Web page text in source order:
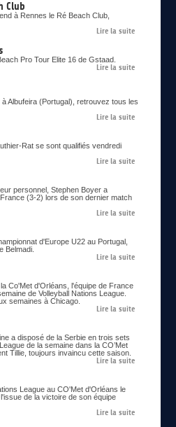
Club
à Rennes le Ré Beach Club,
Lire la suite
Pro Tour Elite 16 de Gstaad.
Lire la suite
Albufeira (Portugal), retrouvez tous les
Lire la suite
Rat se sont qualifiés vendredi
Lire la suite
personnel, Stephen Boyer a
(3-2) lors de son dernier match
Lire la suite
d'Europe U22 au Portugal,
Belmadi.
Lire la suite
Co'Met d'Orléans, l'équipe de France
de Volleyball Nations League.
semaines à Chicago.
Lire la suite
a disposé de la Serbie en trois sets
de la semaine dans la CO’Met
Tillie, toujours invaincu cette saison.
Lire la suite
League au CO'Met d'Orléans le
de la victoire de son équipe
Lire la suite